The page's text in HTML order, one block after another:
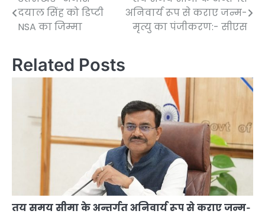
navigation
दयाल सिंह को डिप्टी
NSA का जिम्मा
अनिवार्य रूप से कराए जन्म-
मृत्यु का पंजीकरण:- सीएस
Related Posts
तय समय सीमा के अन्तर्गत अनिवार्य रूप से कराए जन्म-